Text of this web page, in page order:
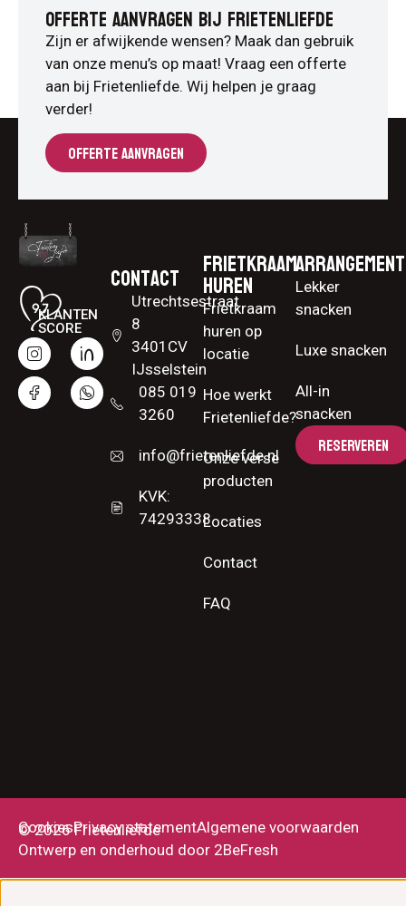
OFFERTE AANVRAGEN BIJ FRIETENLIEFDE
Zijn er afwijkende wensen? Maak dan gebruik
van onze menu’s op maat! Vraag een offerte
aan bij Frietenliefde. Wij helpen je graag
verder!
OFFERTE AANVRAGEN
KLANTEN
SCORE
Contact
Utrechtsestraat
8
3401CV
IJsselstein
085 019
3260
info@frietenliefde.nl
KVK:
74293338
Frietkraam
huren
Frietkraam
huren op
locatie
Hoe werkt
Frietenliefde?
Onze verse
producten
Locaties
Contact
FAQ
Lekker
snacken
Luxe snacken
All-in
snacken
RESERVEREN
© 2026 Frietenliefde
CookiesPrivacy statementAlgemene voorwaarden
Ontwerp en onderhoud door 2BeFresh